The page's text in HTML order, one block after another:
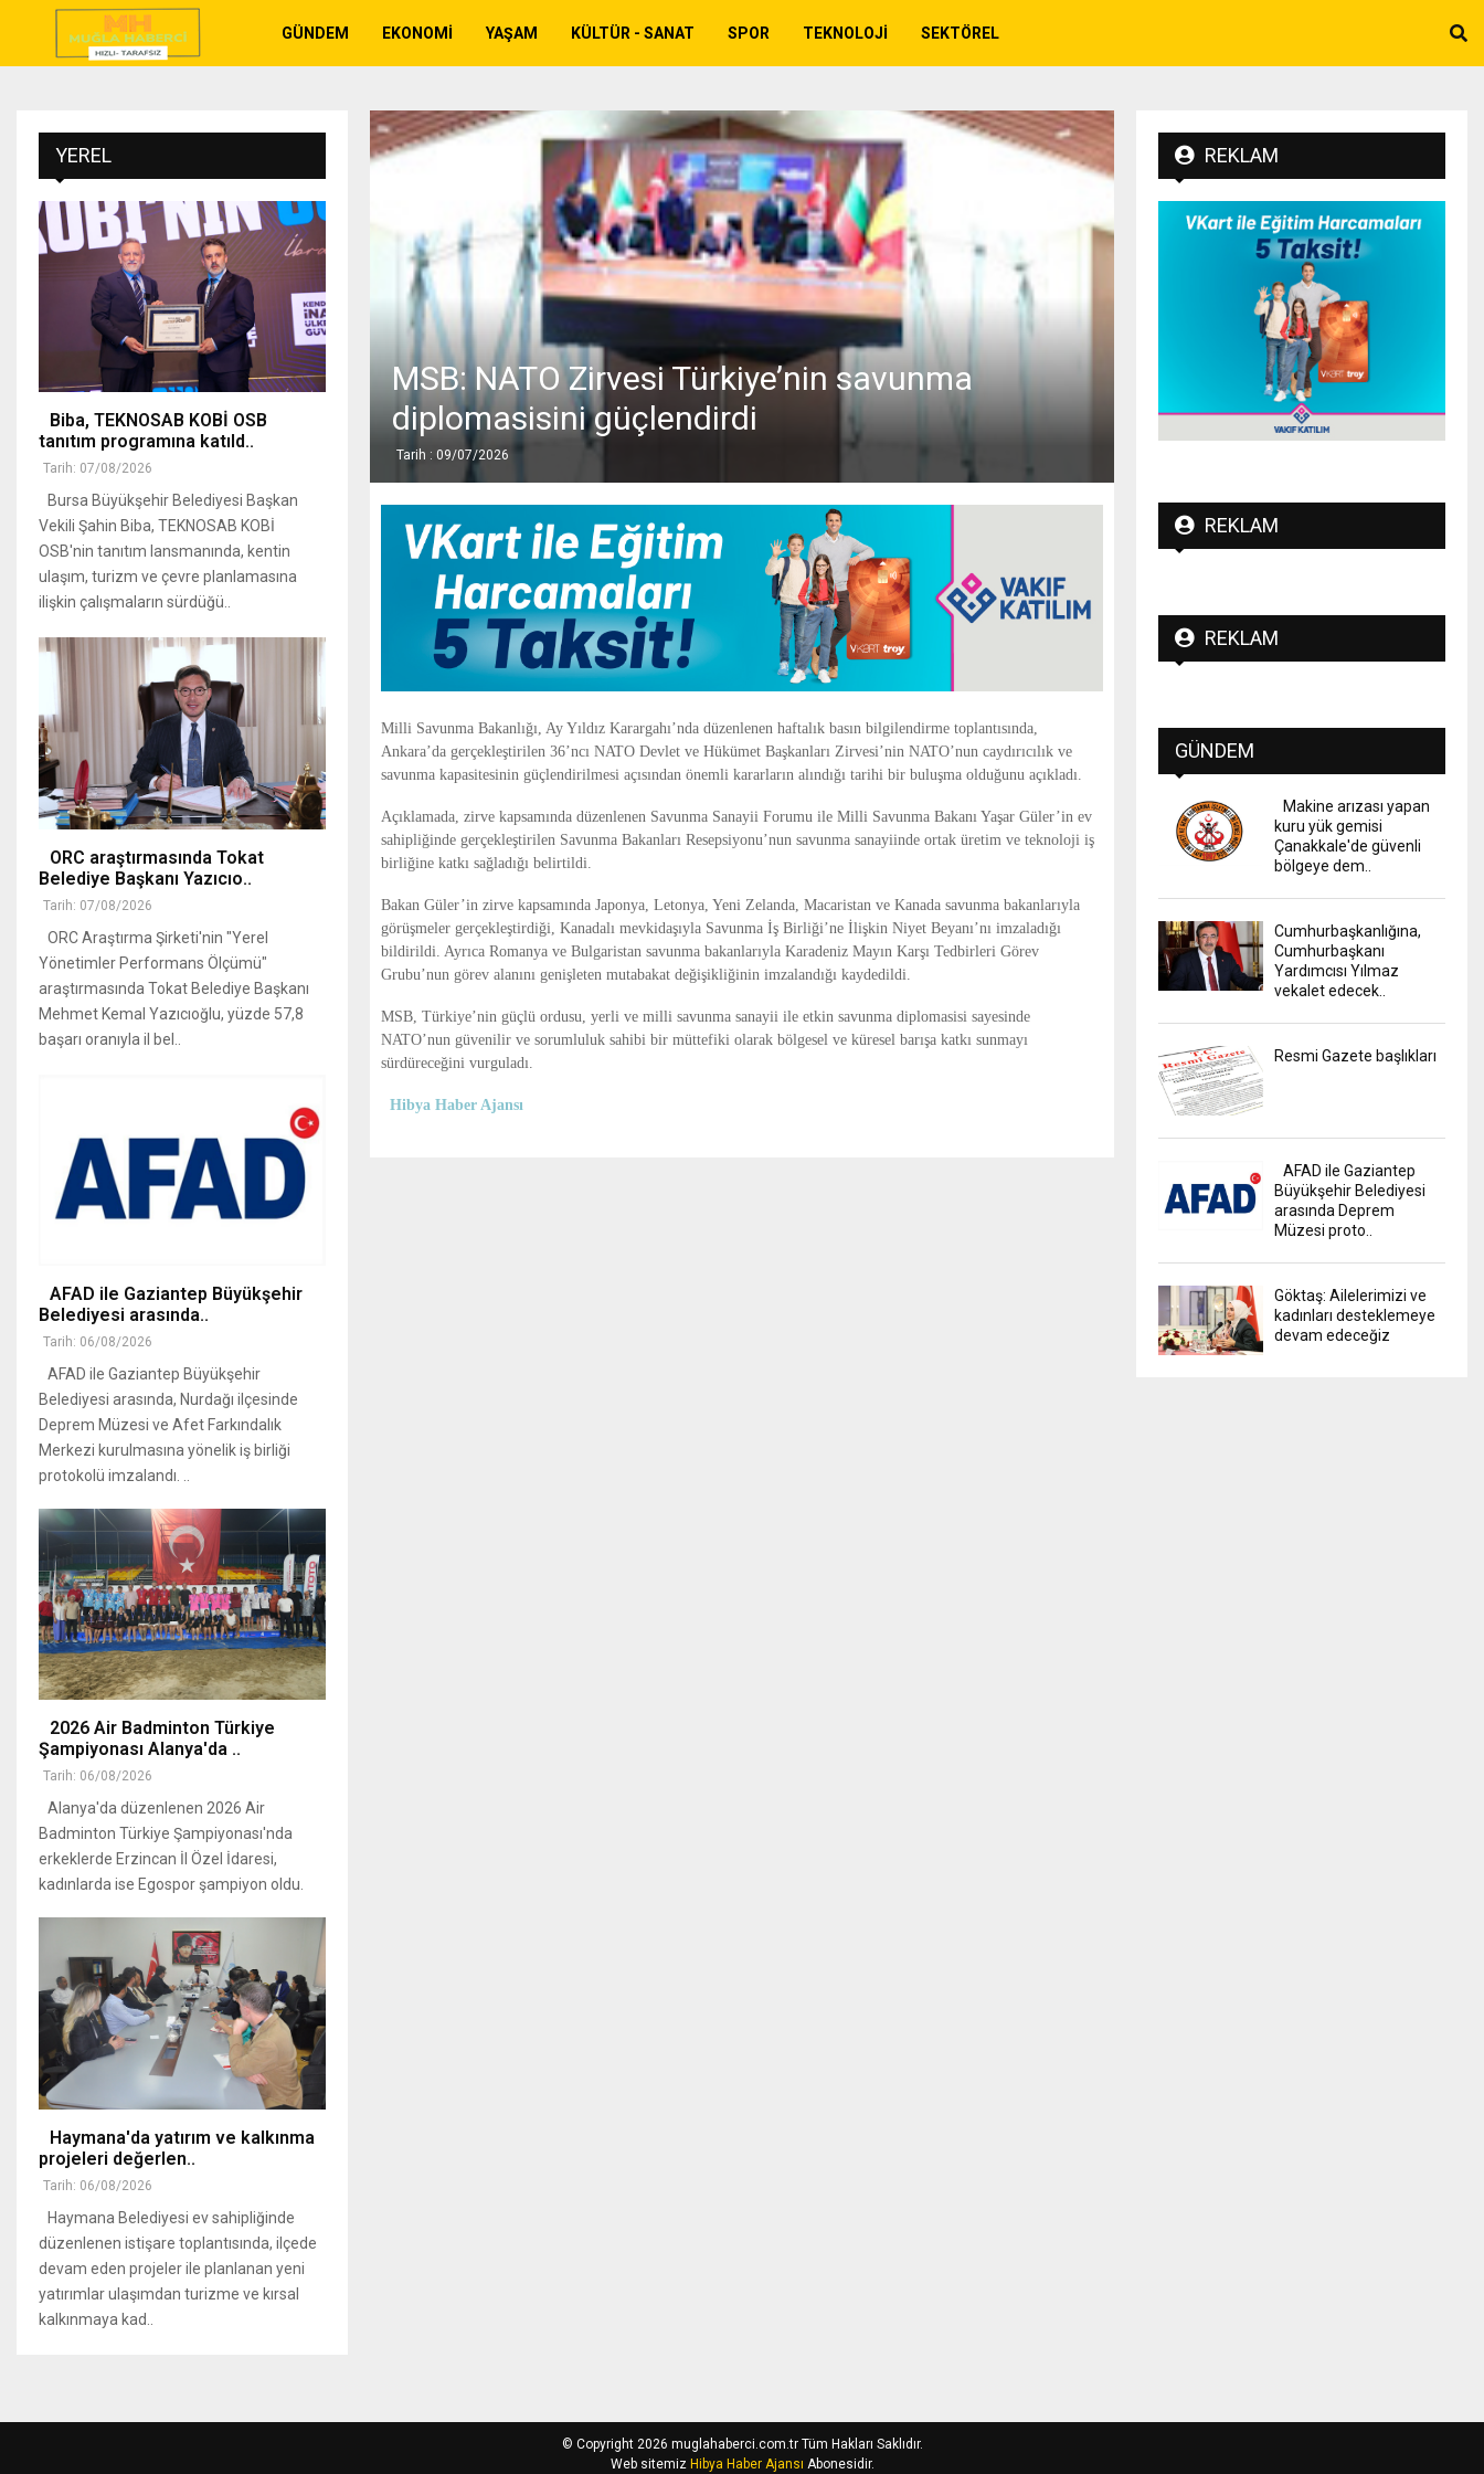
GÜNDEM EKONOMI YAŞAM KÜLTÜR - SANAT SPOR TEKNOLOJI SEKTÖREL
MSB: NATO Zirvesi Türkiye’nin savunma
diplomasisini güçlendirdi
Tarih : 09/07/2026
Milli Savunma Bakanlığı, Ay Yıldız Karargahı’nda düzenlenen haftalık basın bilgilendirme toplantısında,
Ankara’da gerçekleştirilen 36’ncı NATO Devlet ve Hükümet Başkanları Zirvesi’nin NATO’nun caydırıcılık ve
savunma kapasitesinin güçlendirilmesi açısından önemli kararların alındığı tarihi bir buluşma olduğunu açıkladı.
Açıklamada, zirve kapsamında düzenlenen Savunma Sanayii Forumu ile Milli Savunma Bakanı Yaşar Güler’in ev
sahipliğinde gerçekleştirilen Savunma Bakanları Resepsiyonu’nun savunma sanayiinde ortak üretim ve teknoloji iş
birliğine katkı sağladığı belirtildi.
Bakan Güler’in zirve kapsamında Japonya, Letonya, Yeni Zelanda, Macaristan ve Kanada savunma bakanlarıyla
görüşmeler gerçekleştirdiği, Kanadalı mevkidaşıyla Savunma İş Birliği’ne İlişkin Niyet Beyanı’nı imzaladığı
bildirildi. Ayrıca Romanya ve Bulgaristan savunma bakanlarıyla Karadeniz Mayın Karşı Tedbirleri Görev
Grubu’nun görev alanını genişleten mutabakat değişikliğinin imzalandığı kaydedildi.
MSB, Türkiye’nin güçlü ordusu, yerli ve milli savunma sanayii ile etkin savunma diplomasisi sayesinde
NATO’nun güvenilir ve sorumluluk sahibi bir müttefiki olarak bölgesel ve küresel barışa katkı sunmayı
sürdüreceğini vurguladı.
Hibya Haber Ajansı
YEREL
Biba, TEKNOSAB KOBİ OSB
tanıtım programına katıld..
Tarih: 07/08/2026
Bursa Büyükşehir Belediyesi Başkan
Vekili Şahin Biba, TEKNOSAB KOBİ
OSB'nin tanıtım lansmanında, kentin
ulaşım, turizm ve çevre planlamasına
ilişkin çalışmaların sürdüğü..
ORC araştırmasında Tokat
Belediye Başkanı Yazıcıo..
Tarih: 07/08/2026
ORC Araştırma Şirketi'nin "Yerel
Yönetimler Performans Ölçümü"
araştırmasında Tokat Belediye Başkanı
Mehmet Kemal Yazıcıoğlu, yüzde 57,8
başarı oranıyla il bel..
AFAD ile Gaziantep Büyükşehir
Belediyesi arasında..
Tarih: 06/08/2026
AFAD ile Gaziantep Büyükşehir
Belediyesi arasında, Nurdağı ilçesinde
Deprem Müzesi ve Afet Farkındalık
Merkezi kurulmasına yönelik iş birliği
protokolü imzalandı. ..
2026 Air Badminton Türkiye
Şampiyonası Alanya'da ..
Tarih: 06/08/2026
Alanya'da düzenlenen 2026 Air
Badminton Türkiye Şampiyonası'nda
erkeklerde Erzincan İl Özel İdaresi,
kadınlarda ise Egospor şampiyon oldu.
Haymana'da yatırım ve kalkınma
projeleri değerlen..
Tarih: 06/08/2026
Haymana Belediyesi ev sahipliğinde
düzenlenen istişare toplantısında, ilçede
devam eden projeler ile planlanan yeni
yatırımlar ulaşımdan turizme ve kırsal
kalkınmaya kad..
REKLAM
REKLAM
REKLAM
GÜNDEM
Makine arızası yapan
kuru yük gemisi
Çanakkale'de güvenli
bölgeye dem..
Cumhurbaşkanlığına,
Cumhurbaşkanı
Yardımcısı Yılmaz
vekalet edecek..
Resmi Gazete başlıkları
AFAD ile Gaziantep
Büyükşehir Belediyesi
arasında Deprem
Müzesi proto..
Göktaş: Ailelerimizi ve
kadınları desteklemeye
devam edeceğiz
© Copyright 2026 muglahaberci.com.tr Tüm Hakları Saklıdır.
Web sitemiz Hibya Haber Ajansı Abonesidir.